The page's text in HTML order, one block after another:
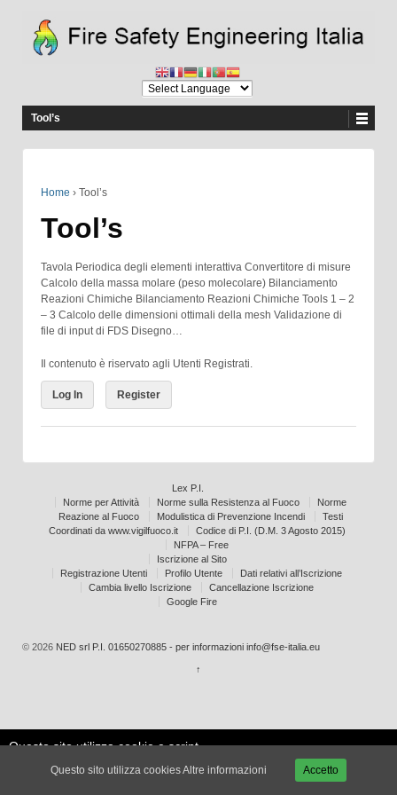
Tool’s
Home › Tool’s
Tool’s
Tavola Periodica degli elementi interattiva Convertitore di misure
Calcolo della massa molare (peso molecolare) Bilanciamento
Reazioni Chimiche Bilanciamento Reazioni Chimiche Tools 1 – 2
– 3 Calcolo delle dimensioni ottimali della mesh Validazione di
file di input di FDS Disegno…
Il contenuto è riservato agli Utenti Registrati.
Log In Register
Lex P.I.
Norme per Attività
Norme sulla Resistenza al Fuoco
Norme
Reazione al Fuoco
Modulistica di Prevenzione Incendi
Testi
Coordinati da www.vigilfuoco.it
Codice di P.I. (D.M. 3 Agosto 2015)
NFPA – Free
Iscrizione al Sito
Registrazione Utenti
Profilo Utente
Dati relativi all’Iscrizione
Cambia livello Iscrizione
Cancellazione Iscrizione
Google Fire
© 2026 NED srl P.I. 01650270885 - per informazioni info@fse-italia.eu
↑
Questo sito utilizza cookie e script
esperienza.
impostazioni
Accetta
Questo sito utilizza cookiesAltre informazioni Accetto